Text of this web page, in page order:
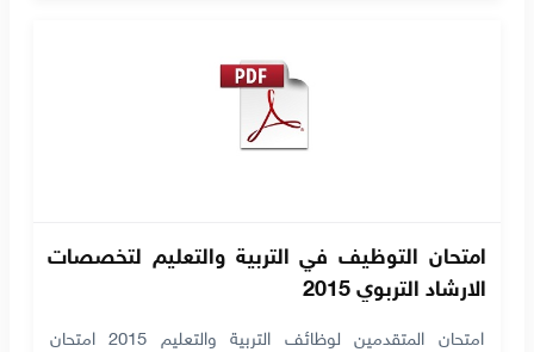
امتحان التوظيف في التربية والتعليم لتخصصات
الارشاد التربوي 2015
امتحان المتقدمين لوظائف التربية والتعليم 2015 امتحان